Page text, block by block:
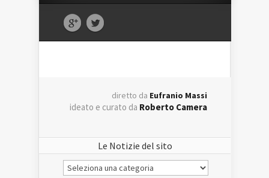
diretto da Eufranio Massi
ideato e curato da Roberto Camera
Le Notizie del sito
Le
Notizie